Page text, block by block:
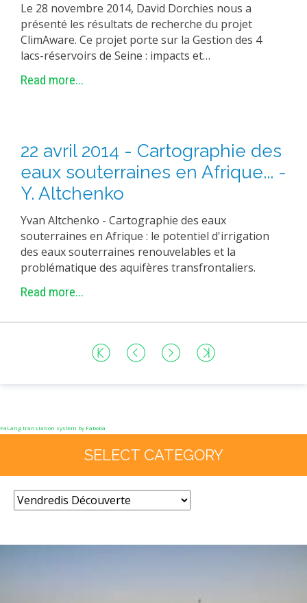
Le 28 novembre 2014, David Dorchies nous a
présenté les résultats de recherche du projet
ClimAware. Ce projet porte sur la Gestion des 4
lacs-réservoirs de Seine : impacts et…
Read more...
22 avril 2014 - Cartographie des
eaux souterraines en Afrique... -
Y. Altchenko
Yvan Altchenko - Cartographie des eaux
souterraines en Afrique : le potentiel d'irrigation
des eaux souterraines renouvelables et la
problématique des aquifères transfrontaliers.
Read more...
FaLang translation system by Faboba
SELECT CATEGORY